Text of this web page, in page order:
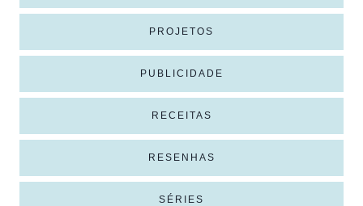
PROJETOS
PUBLICIDADE
RECEITAS
RESENHAS
SÉRIES